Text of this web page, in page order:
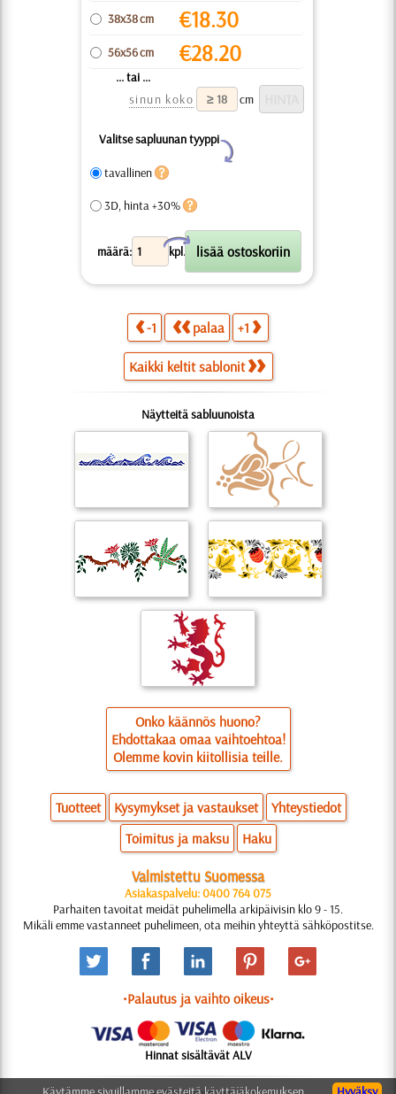
38x38 cm €18.30
56x56 cm €28.20
... tai ...
sinun koko
cm
Valitse sapluunan tyyppi
Y
tavallinen
3D, hinta +30%
määrä: kpl.
X
-1 palaa +1
Kaikki keltit sablonit
Näytteitä sabluunoista
Onko käännös huono?
Ehdottakaa omaa vaihtoehtoa!
Olemme kovin kiitollisia teille.
Tuotteet Kysymykset ja vastaukset
Yhteystiedot
Toimitus ja maksu
Haku
Valmistettu Suomessa
Asiakaspalvelu: 0400 764 075
Parhaiten tavoitat meidät puhelimella arkipäivisin klo 9 - 15.
Mikäli emme vastanneet puhelimeen, ota meihin yhteyttä sähköpostitse.
•Palautus ja vaihto oikeus•
Hinnat sisältävät ALV